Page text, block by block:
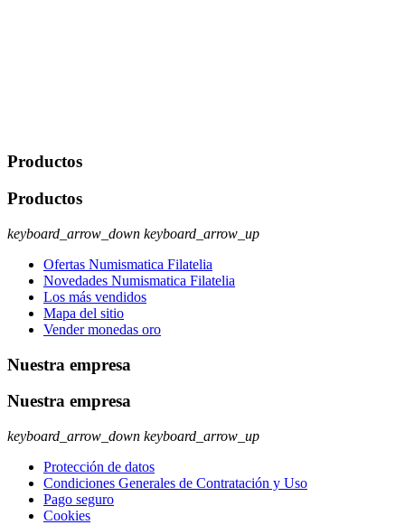
Productos
Productos
keyboard_arrow_down keyboard_arrow_up
Ofertas Numismatica Filatelia
Novedades Numismatica Filatelia
Los más vendidos
Mapa del sitio
Vender monedas oro
Nuestra empresa
Nuestra empresa
keyboard_arrow_down keyboard_arrow_up
Protección de datos
Condiciones Generales de Contratación y Uso
Pago seguro
Cookies